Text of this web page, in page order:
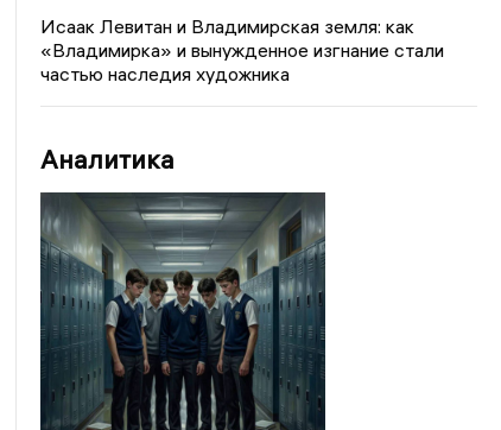
Исаак Левитан и Владимирская земля: как
«Владимирка» и вынужденное изгнание стали
частью наследия художника
Аналитика